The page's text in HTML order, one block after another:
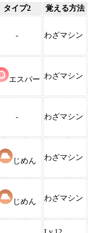
タイプ2 覚える方法
- わざマシン
エスパー わざマシン
- わざマシン
じめん わざマシン
じめん わざマシン